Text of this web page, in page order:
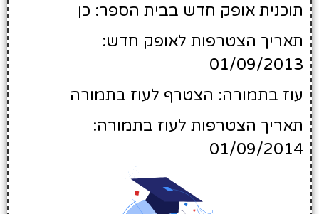
תוכנית אופק חדש בבית הספר: כן
תאריך הצטרפות לאופק חדש:
01/09/2013
עוז בתמורה: הצטרף לעוז בתמורה
תאריך הצטרפות לעוז בתמורה:
01/09/2014